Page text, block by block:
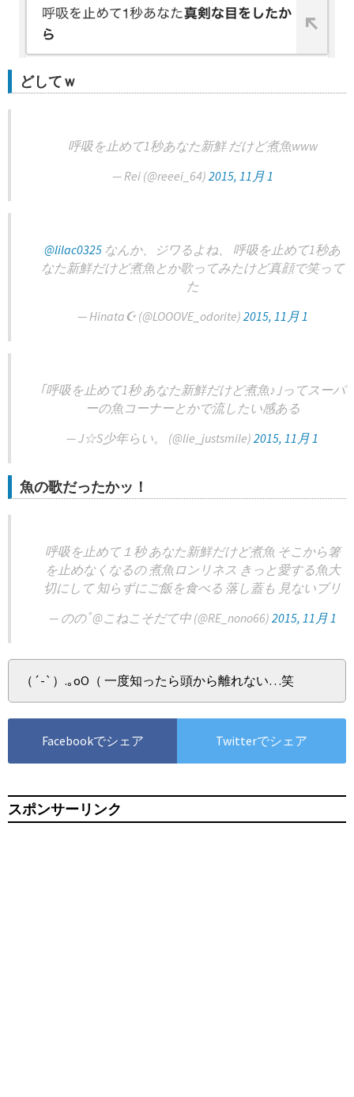
どしてｗ
呼吸を止めて1秒あなた新鮮 だけど煮魚www
— Rei (@reeei_64) 2015, 11月 1
@lilac0325 なんか、ジワるよね、 呼吸を止めて1秒あ
なた新鮮だけど煮魚とか歌ってみたけど真顔で笑って
た
— Hinata☪︎ (@LOOOVE_odorite) 2015, 11月 1
｢呼吸を止めて1秒 あなた新鮮だけど煮魚♪｣ってスーパ
ーの魚コーナーとかで流したい感ある
— J☆S少年らい。 (@lie_justsmile) 2015, 11月 1
魚の歌だったかッ！
呼吸を止めて１秒 あなた新鮮だけど煮魚 そこから箸
を止めなくなるの 煮魚ロンリネス きっと愛する魚大
切にして 知らずにご飯を食べる 落し蓋も 見ないブリ
— ののﾟ@こねこそだて中 (@RE_nono66) 2015, 11月 1
（´-`）.｡oO（ 一度知ったら頭から離れない…笑
Facebookでシェア Twitterでシェア
スポンサーリンク